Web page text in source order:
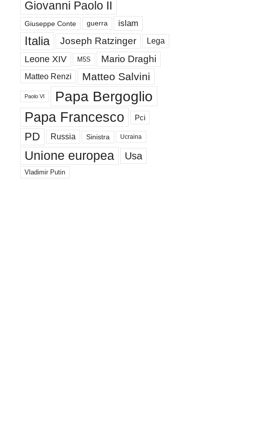
Giovanni Paolo II
Giuseppe Conte guerra islam
Italia Joseph Ratzinger Lega
Leone XIV M5S Mario Draghi
Matteo Renzi Matteo Salvini
Paolo VI Papa Bergoglio
Papa Francesco Pci
PD Russia Sinistra Ucraina
Unione europea Usa
Vladimir Putin